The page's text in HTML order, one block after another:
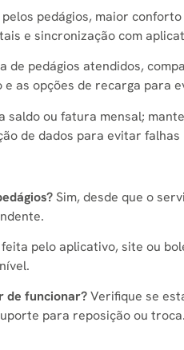
pedágios, maior
e sincronização com
pedágios atendidos,
as opções de recarga para
saldo ou fatura mensal;
de dados para evitar falhas
Sim, desde que o
pelo aplicativo, site ou
de funcionar?Verifique se
para reposição ou troca.